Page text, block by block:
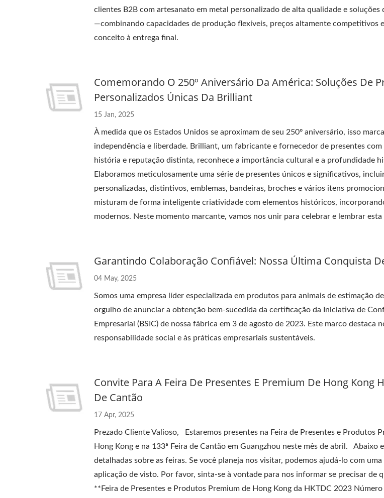
clientes B2B com artesanato em metal personalizado de alta qualidade e
—combinando capacidades de produção flexíveis, preços altamente competitivos
conceito à entrega final.
Comemorando O 250º Aniversário Da América: Soluções De
Personalizados Únicas Da Brilliant
15 Jan, 2025
À medida que os Estados Unidos se aproximam de seu 250º aniversário, isso
independência e liberdade. Brilliant, um fabricante e fornecedor de presentes com
história e reputação distinta, reconhece a importância cultural e a profundidade
Elaboramos meticulosamente uma série de presentes únicos e significativos,
personalizadas, distintivos, emblemas, bandeiras, broches e vários itens
misturam de forma inteligente criatividade com elementos históricos,
modernos. Neste momento marcante, vamos nos unir para celebrar e lembrar
Garantindo Colaboração Confiável: Nossa Última Conquista
04 May, 2025
Somos uma empresa líder especializada em produtos para animais de estimação
orgulho de anunciar a obtenção bem-sucedida da certificação da Iniciativa de
Empresarial (BSIC) de nossa fábrica em 3 de agosto de 2023. Este marco destaca
responsabilidade social e às práticas empresariais sustentáveis.
Convite Para A Feira De Presentes E Premium De Hong Kong
De Cantão
17 Apr, 2025
Prezado Cliente Valioso, Estaremos presentes na Feira de Presentes e Produtos
Hong Kong e na 133ª Feira de Cantão em Guangzhou neste mês de abril. Abaixo
detalhadas sobre as feiras. Se você planeja nos visitar, podemos ajudá-lo com
aplicação de visto. Por favor, sinta-se à vontade para nos informar se precisar de
**Feira de Presentes e Produtos Premium de Hong Kong da HKTDC 2023